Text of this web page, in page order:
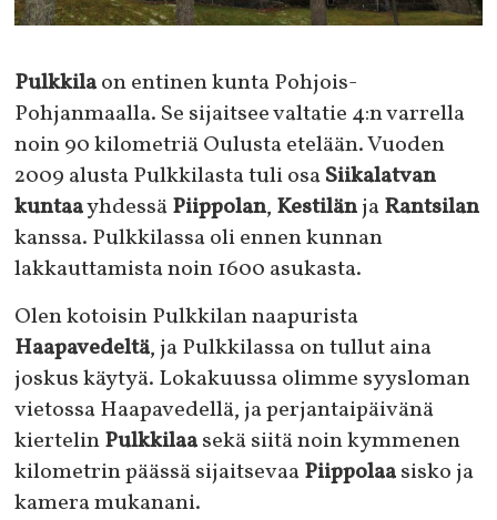
Pulkkilaon entinen kunta Pohjois-
Pohjanmaalla. Se sijaitsee valtatie 4:n varrella
noin 90 kilometriä Oulusta etelään. Vuoden
2009 alusta Pulkkilasta tuli osaSiikalatvan
kuntaayhdessäPiippolan, KestilänjaRantsilan
kanssa. Pulkkilassa oli ennen kunnan
lakkauttamista noin 1600 asukasta.
Olen kotoisin Pulkkilan naapurista
Haapavedeltä, ja Pulkkilassa on tullut aina
joskus käytyä. Lokakuussa olimme syysloman
vietossa Haapavedellä, ja perjantaipäivänä
kiertelinPulkkilaasekä siitä noin kymmenen
kilometrin päässä sijaitsevaaPiippolaasisko ja
kamera mukanani.